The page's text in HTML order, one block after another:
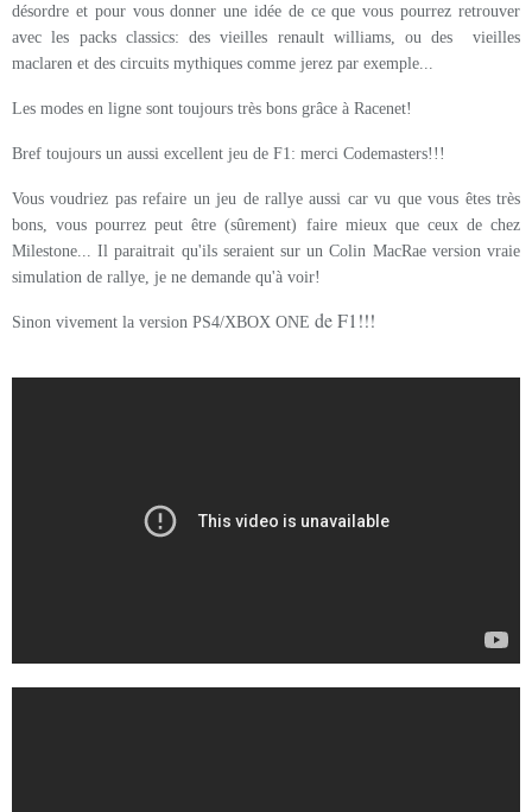
désordre et pour vous donner une idée de ce que vous pourrez retrouver
avec les packs classics: des vieilles renault williams, ou des vieilles
maclaren et des circuits mythiques comme jerez par exemple...
Les modes en ligne sont toujours très bons grâce à Racenet!
Bref toujours un aussi excellent jeu de F1: merci Codemasters!!!
Vous voudriez pas refaire un jeu de rallye aussi car vu que vous êtes très
bons, vous pourrez peut être (sûrement) faire mieux que ceux de chez
Milestone... Il paraitrait qu'ils seraient sur un Colin MacRae version vraie
simulation de rallye, je ne demande qu'à voir!
Sinon vivement la version PS4/XBOX ONE de F1!!!